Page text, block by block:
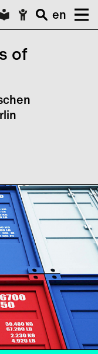
en
of